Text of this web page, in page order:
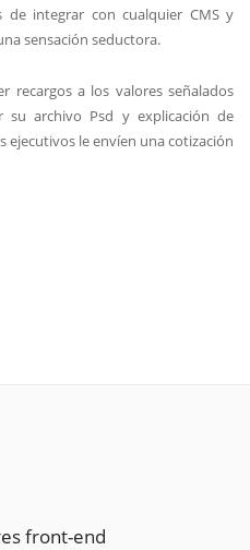
de integrar con cualquier CMS y
sensación seductora.
recargos a los valores señalados
su archivo Psd y explicación de
le envíen una cotización
front-end